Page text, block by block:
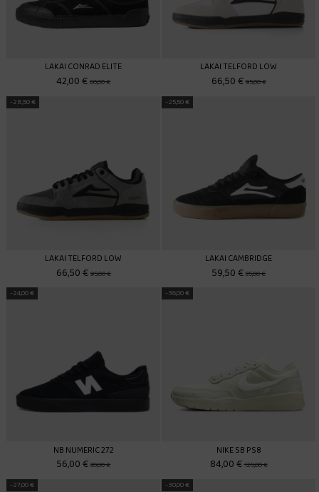
LAKAI CONRAD ELITE
42,00 €60,00 €
LAKAI TELFORD LOW
66,50 €95,00 €
-28,50 €
LAKAI TELFORD LOW
66,50 €95,00 €
-25,50 €
LAKAI CAMBRIDGE
59,50 €85,00 €
-24,00 €
NB NUMERIC 272
56,00 €80,00 €
-36,00 €
NIKE SB PS8
84,00 €120,00 €
-27,00 € -30,00 €